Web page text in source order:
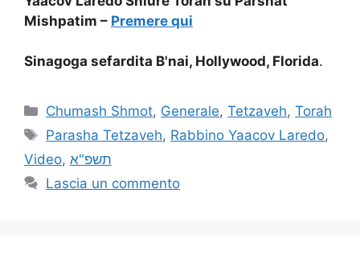
Mishpatim – Premere qui
Sinagoga sefardita B'nai, Hollywood, Florida.
Chumash Shmot, Generale,Tetzaveh,Torah
Parasha Tetzaveh, Rabbino Yaacov Laredo,
Video, תשפ"א
Lascia un commento